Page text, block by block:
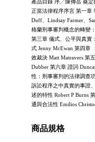
產品目錄 序╱陳傳岳 奠
正當法律程序序言 第一章
Duff、Lindsay Farmer、
格蘭刑事審判概念的轉變
第三章 儀式、公平與真實
式 Jenny McEwan 第四章
效裁決 Matt Matravers 第
Dubber 第六章 證詞
性：刑事審判的法律調查
訴訟程序之中真實的事證
述的特性 Robert P Burns
通與合法性 Emilios
商品規格